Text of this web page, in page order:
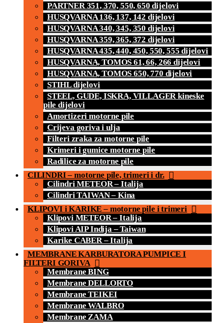
PARTNER 351, 370, 550, 650 dijelovi
HUSQVARNA 136, 137, 142 dijelovi
HUSQVARNA 340, 345, 350 dijelovi
HUSQVARNA 359, 365, 372 dijelovi
HUSQVARNA 435, 440, 450, 550, 555 dijelovi
HUSQVARNA, TOMOS 61, 66, 266 dijelovi
HUSQVARNA, TOMOS 650, 770 dijelovi
STIHL dijelovi
STEEL, GUDE, ISKRA, VILLAGER kineske
pile dijelovi
Amortizeri motorne pile
Crijeva goriva i ulja
Filteri zraka za motorne pile
Krimeri i gumice motorne pile
Radilice za motorne pile
CILINDRI – motorne pile, trimeri i dr.
Cilindri METEOR – Italija
Cilindri TAIWAN – Kina
KLIPOVI i KARIKE – motorne pile i trimeri
Klipovi METEOR – Italija
Klipovi AIP Indija – Taiwan
Karike CABER – Italija
MEMBRANE KARBURATORA PUMPICE I
FILTERI GORIVA
Membrane BING
Membrane DELLORTO
Membrane TEIKEI
Membrane WALBRO
Membrane ZAMA